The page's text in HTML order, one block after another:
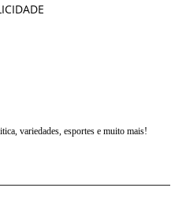
variedades, esportes e muito mais!